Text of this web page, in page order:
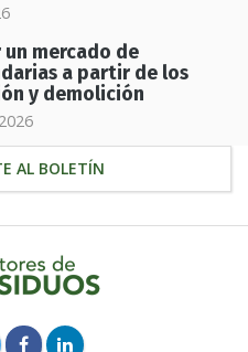
un mercado de
a partir de los
y demolición
AL BOLETÍN